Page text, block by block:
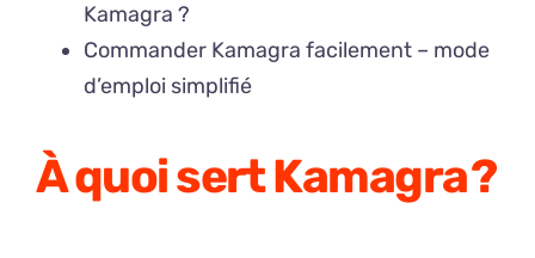
Kamagra ?
Commander Kamagra facilement – mode
d’emploi simplifié
À quoi sert Kamagra ?